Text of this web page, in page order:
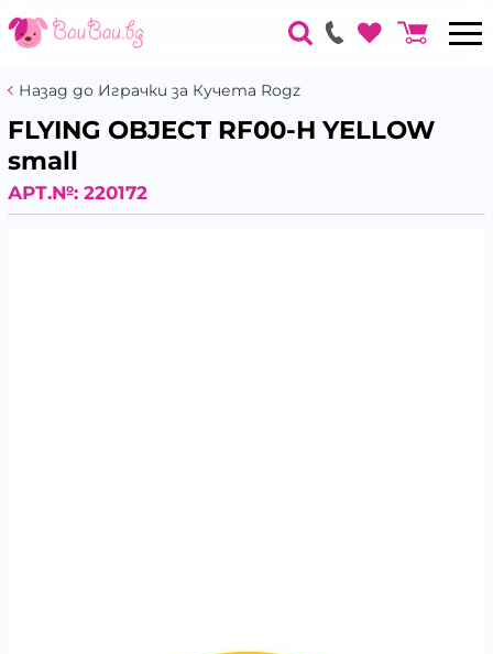
Назад до Играчки за Кучета Rogz
FLYING OBJECT RF00-H YELLOW
small
АРТ.№: 220172